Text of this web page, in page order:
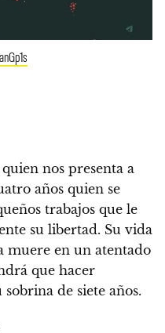
quien nos presenta a
años quien se
trabajos que le
su libertad. Su vida
muere en un atentado
que hacer
sobrina de siete años.